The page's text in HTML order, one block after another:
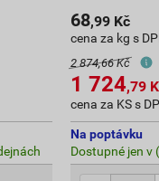
68,99 Kč
cena za kg s
2 874,66 Kč
1 724,79
cena za KS s
Na poptávku
Dostupné jen v